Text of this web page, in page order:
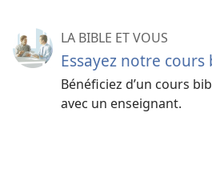
LA BIBLE ET VOUS
Essayez notre
Bénéficiez d’un cours
avec un enseignant.